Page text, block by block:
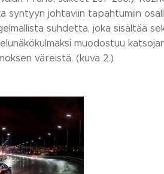
syntyyn johtaviin tapahtumiin
suhdetta, joka sisältää
muodostuu
väreistä. (kuva 2.)